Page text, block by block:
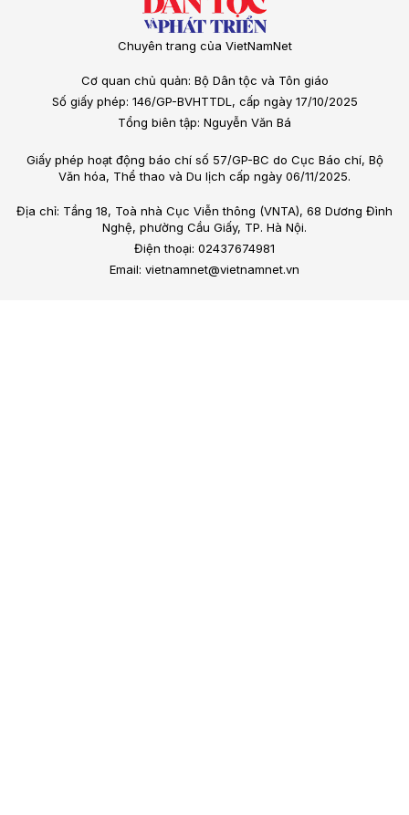
Chuyên trang của VietNamNet
Cơ quan chủ quản: Bộ Dân tộc và Tôn giáo
Số giấy phép: 146/GP-BVHTTDL, cấp ngày 17/10/2025
Tổng biên tập: Nguyễn Văn Bá
Giấy phép hoạt động báo chí số 57/GP-BC do Cục Báo chí, Bộ
Văn hóa, Thể thao và Du lịch cấp ngày 06/11/2025.
Địa chỉ: Tầng 18, Toà nhà Cục Viễn thông (VNTA), 68 Dương Đình
Nghệ, phường Cầu Giấy, TP. Hà Nội.
Điện thoại: 02437674981
Email: vietnamnet@vietnamnet.vn